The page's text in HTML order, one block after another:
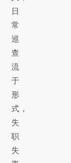
日
常
巡
查
流
于
形
式，
失
职
失